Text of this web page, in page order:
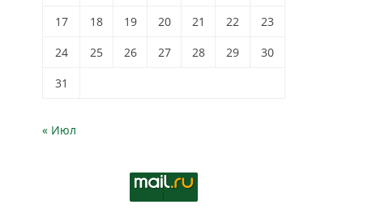
17
18 19 20 21 22
23
24
25 26 27 28 29
30
31
« Июл